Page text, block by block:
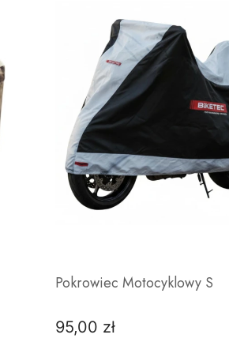
DO KOSZYKA
Pokrowiec Motocyklowy S
Cena
95,00 zł